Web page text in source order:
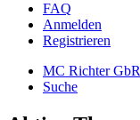
FAQ
Anmelden
Registrieren
MC Richter
Suche